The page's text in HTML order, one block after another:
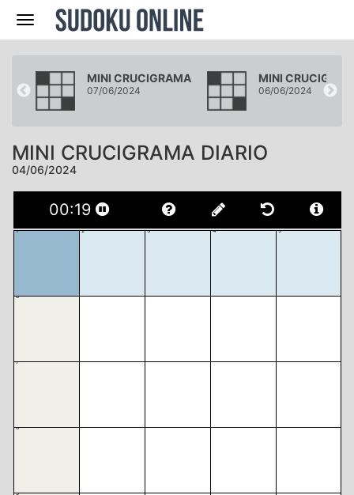
Navegación
MINI CRUCIGRAMA
07/06/2024
MINI
06/06/2024
MINI CRUCIGRAMA DIARIO
04/06/2024
00:20
1 2 3 4 5
6
7
8
9